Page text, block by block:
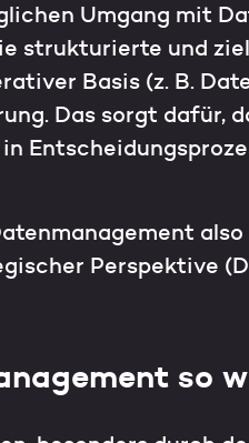
Umgang mit
strukturierte und
Basis (z. B.
Das sorgt dafür,
also
Perspektive
so